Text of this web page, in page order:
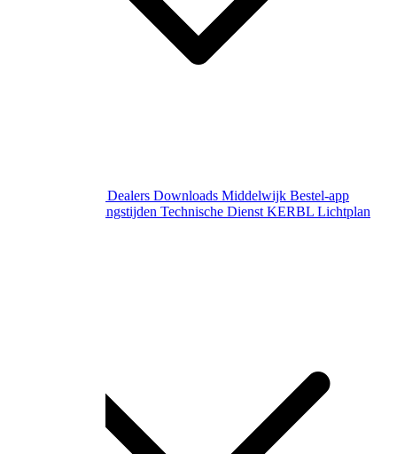
Dealers Downloads Middelwijk Bestel-app
Gewijzigde openingstijden Technische Dienst KERBL Lichtplan